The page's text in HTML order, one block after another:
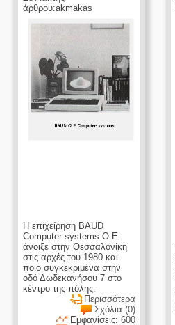
άρθρου:akmakas
Η επιχείρηση BAUD
Computer systems Ο.Ε
άνοιξε στην Θεσσαλονίκη
στις αρχές του 1980 και
ποιο συγκεκριμένα στην
οδό Δωδεκανήσου 7 στο
κέντρο της πόλης.
Περισσότερα
Σχόλια (0)
Εμφανίσεις: 600